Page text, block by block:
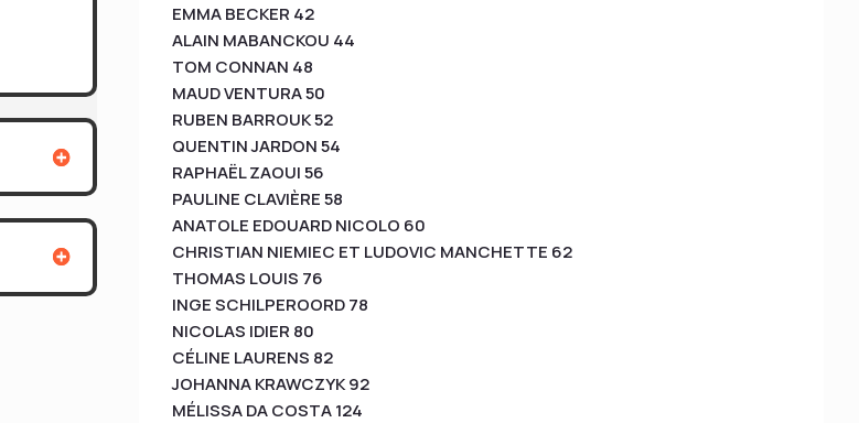
EMMA BECKER 42
ALAIN MABANCKOU 44
TOM CONNAN 48
MAUD VENTURA 50
RUBEN BARROUK 52
QUENTIN JARDON 54
RAPHAËL ZAOUI 56
PAULINE CLAVIÈRE 58
ANATOLE EDOUARD NICOLO 60
CHRISTIAN NIEMIEC ET LUDOVIC MANCHETTE 62
THOMAS LOUIS 76
INGE SCHILPEROORD 78
NICOLAS IDIER 80
CÉLINE LAURENS 82
JOHANNA KRAWCZYK 92
MÉLISSA DA COSTA 124